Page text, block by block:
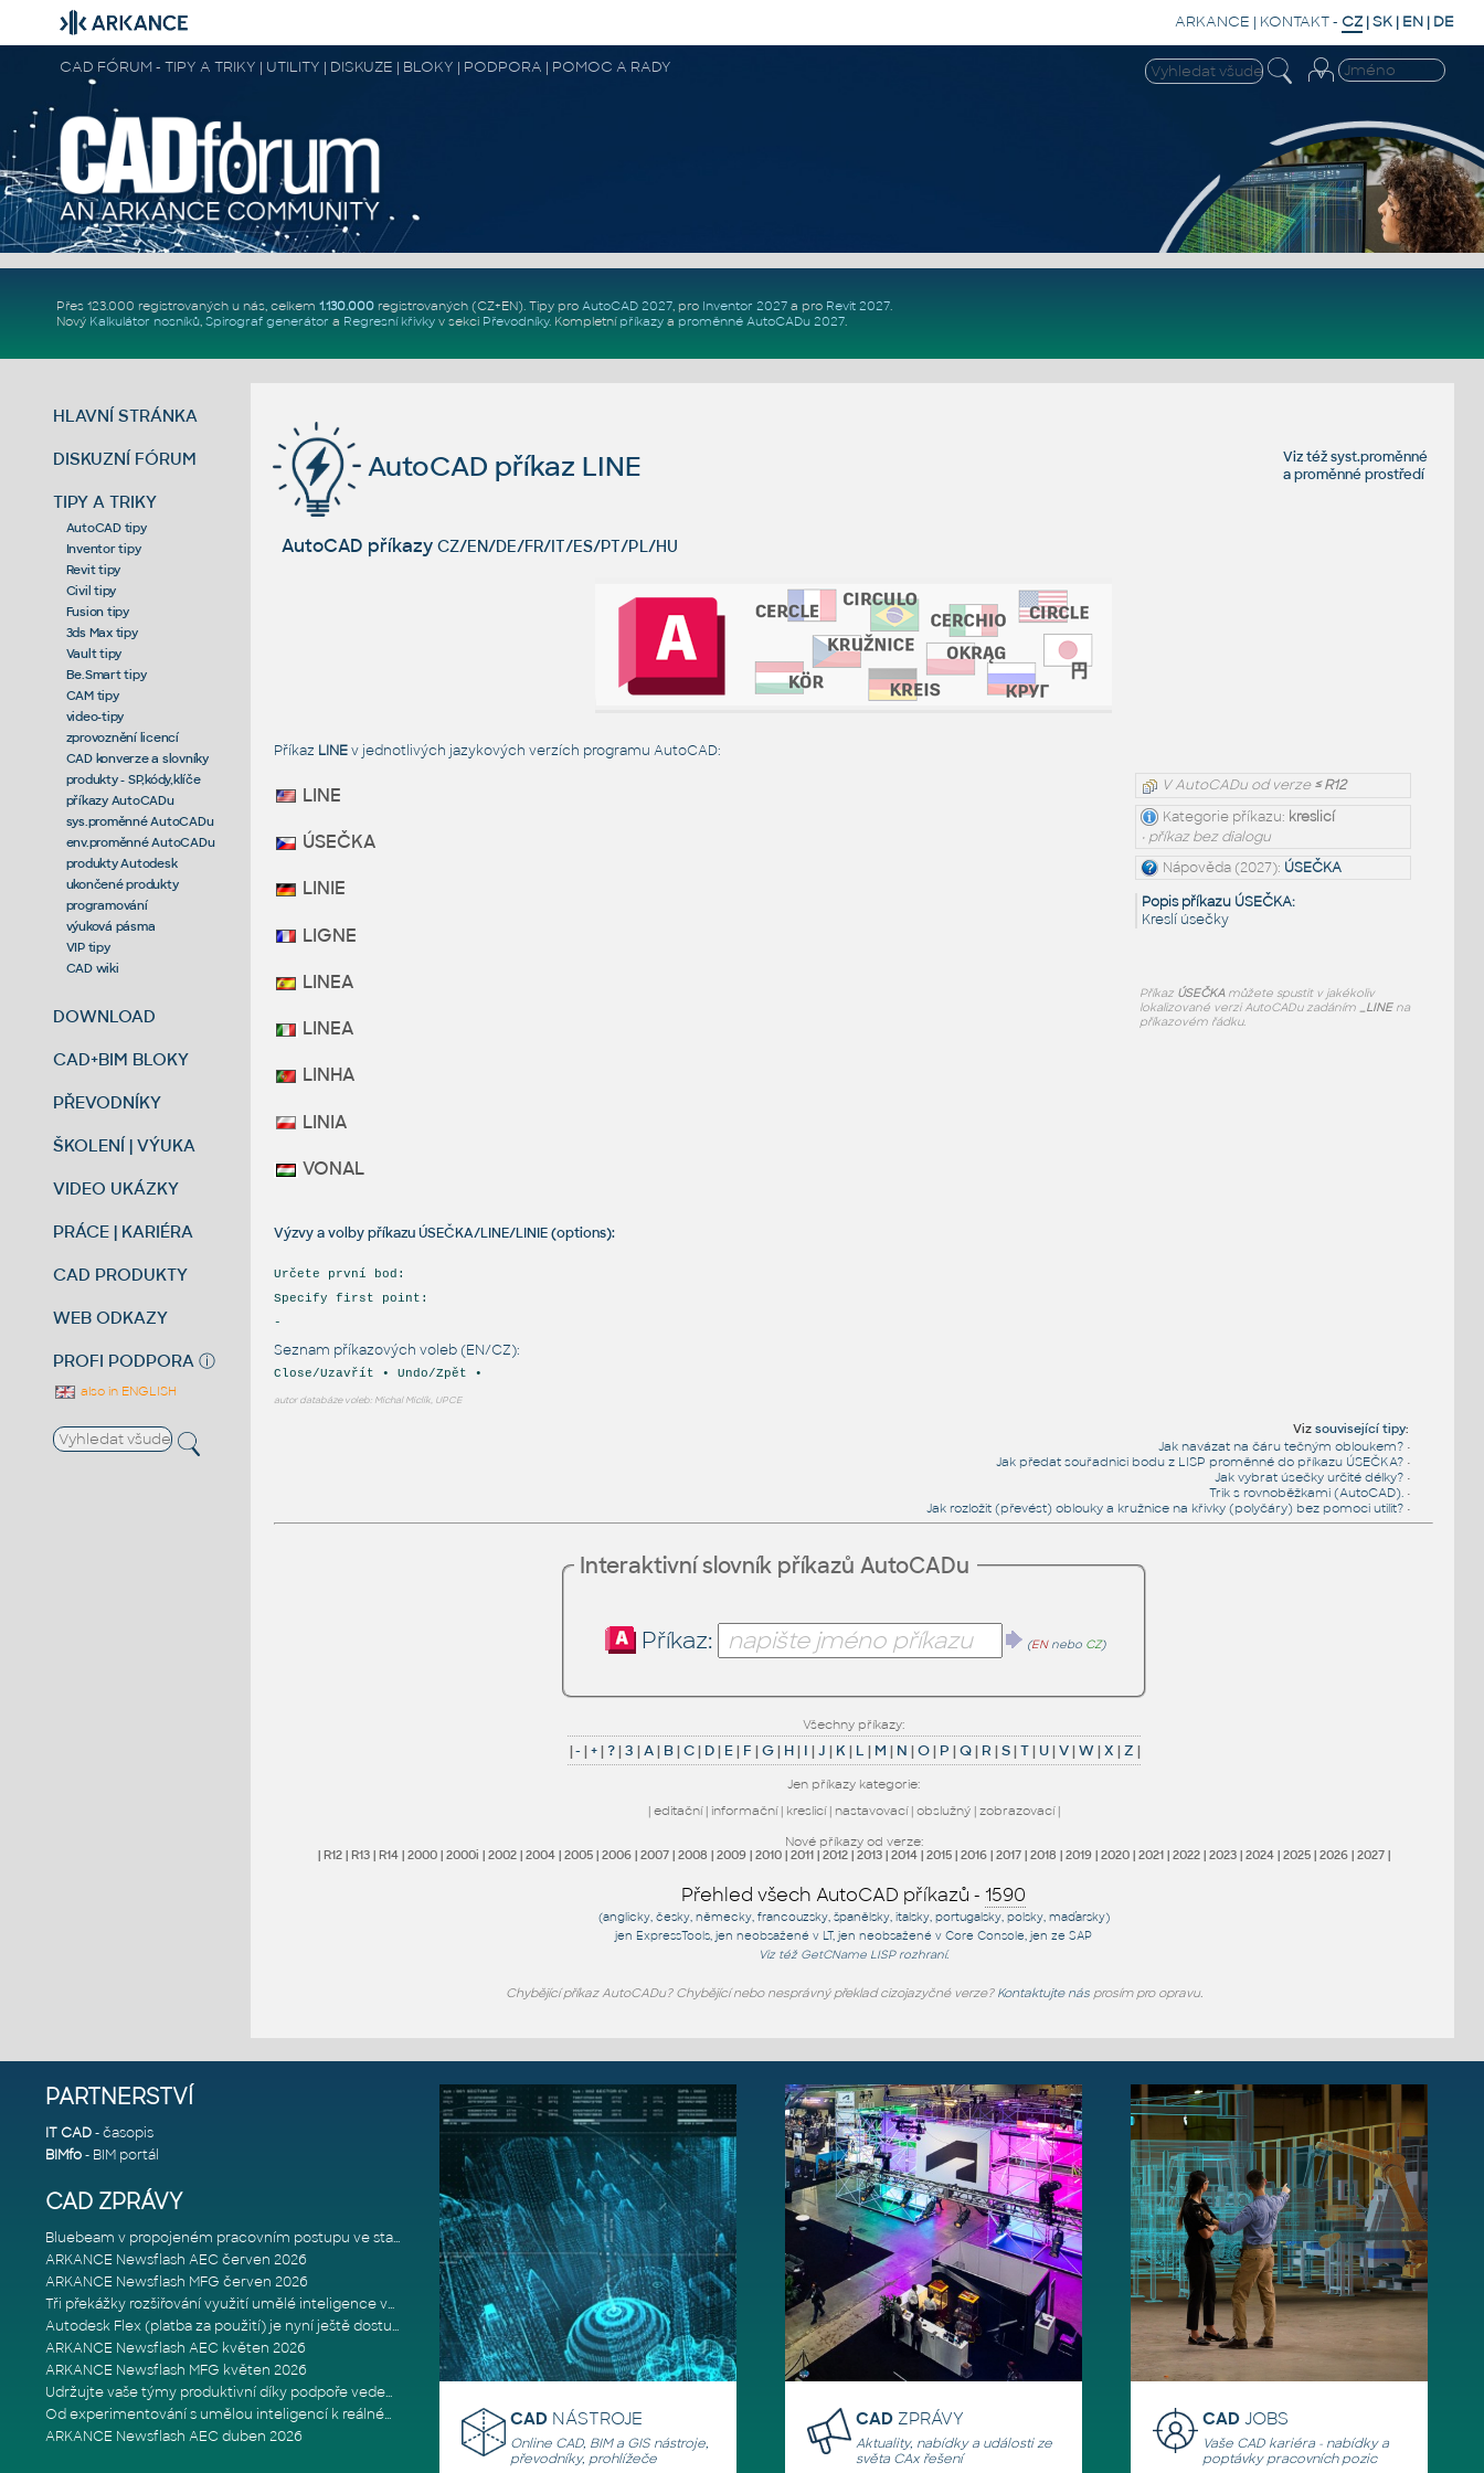
ARKANCE | KONTAKT- CZ |SK | EN | DE
CAD FÓRUM - TIPY A TRIKY | UTILITY | DISKUZE | BLOKY | PODPORA | POMOC A RADY
Přes 123.000 registrovaných u nás, celkem 1.130.000registrovaných (CZ+EN). Tipy pro AutoCAD 2027, pro Inventor 2027a pro Revit 2027.
Nový Kalkulátor nosníků, Spirograf generátor a Regresní křivkyv sekci Převodníky. Kompletní příkazya proměnné AutoCADu 2027.
HLAVNÍ STRÁNKA
DISKUZNÍ FÓRUM
TIPY A TRIKY
AutoCAD tipy
Inventor tipy
Revit tipy
Civil tipy
Fusion tipy
3ds Max tipy
Vault tipy
Be.Smart tipy
CAM tipy
video-tipy
zprovoznění licencí
CAD konverze a slovníky
produkty - SP,kódy,klíče
příkazy AutoCADu
sys.proměnné AutoCADu
env.proměnné AutoCADu
produkty Autodesk
ukončené produkty
programování
výuková pásma
VIP tipy
CAD wiki
DOWNLOAD
CAD+BIM BLOKY
PŘEVODNÍKY
ŠKOLENÍ | VÝUKA
VIDEO UKÁZKY
PRÁCE | KARIÉRA
CAD PRODUKTY
WEB ODKAZY
PROFI PODPORA ⓘ
also in ENGLISH
Viz téžsyst.proměnné
aproměnné prostředí
AutoCAD příkaz LINE
AutoCAD příkazy CZ/EN/DE/FR/IT/ES/PT/PL/HU
Příkaz LINEv jednotlivých jazykových verzích programu AutoCAD:
V AutoCADu od verze≤ R12
Kategorie příkazu: kreslicí
• příkaz bez dialogu
Nápověda (2027): ÚSEČKA
Popis příkazu ÚSEČKA:
Kreslí úsečky
Příkaz ÚSEČKAmůžete spustit v jakékoliv
lokalizované verzi AutoCADu zadáním _LINEna
příkazovém řádku.
LINE
ÚSEČKA
LINIE
LIGNE
LINEA
LINEA
LINHA
LINIA
VONAL
Výzvy a volby příkazu ÚSEČKA/LINE/LINIE (options):
Určete první bod:
Specify first point:
-
Seznam příkazových voleb (EN/CZ):
Close/Uzavřít • Undo/Zpět •
autor databáze voleb: Michal Miclík, UPCE
Vizsouvisející tipy:
Jak navázat na čáru tečným obloukem? •
Jak předat souřadnici bodu z LISP proměnné do příkazu ÚSEČKA? •
Jak vybrat úsečky určité délky? •
Trik s rovnoběžkami (AutoCAD). •
Jak rozložit (převést) oblouky a kružnice na křivky (polyčáry) bez pomoci utilit? •
Interaktivní slovník příkazů AutoCADu
Příkaz: (ENnebo CZ)
Všechny příkazy:
|- |+|?|3 |A| B|C| D| E| F |G| H| I |J | K| L | M | N |O| P |Q| R |S|T| U|V|W|X |Z |
Jen příkazy kategorie:
| editační| informační| kreslicí| nastavovací| obslužný| zobrazovací|
Nové příkazy od verze:
| R12| R13| R14| 2000| 2000i | 2002| 2004| 2005| 2006| 2007| 2008 | 2009| 2010| 2011| 2012| 2013| 2014| 2015| 2016| 2017| 2018 | 2019| 2020| 2021| 2022| 2023| 2024| 2025| 2026| 2027|
Přehled všech AutoCAD příkazů - 1590
(anglicky, česky, německy, francouzsky, španělsky, italsky, portugalsky, polsky, maďarsky)
jen ExpressTools, jenneobsažené v LT, jenneobsažené v Core Console, jenze SAP
Viz též GetCName LISP rozhraní.
Chybějící příkaz AutoCADu? Chybějící nebo nesprávný překlad cizojazyčné verze? Kontaktujte násprosím pro opravu.
PARTNERSTVÍ
IT CAD- časopis
BIMfo- BIM portál
CAD ZPRÁVY
Bluebeam v propojeném pracovním postupu ve stavebnictví: Proč je int
ARKANCE Newsflash AEC červen 2026
ARKANCE Newsflash MFG červen 2026
Tři překážky rozšiřování využití umělé inteligence ve stavebním prům
Autodesk Flex (platba za použití) je nyní ještě dostupnější
ARKANCE Newsflash AEC květen 2026
ARKANCE Newsflash MFG květen 2026
Udržujte vaše týmy produktivní díky podpoře vedené odborníky
Od experimentování s umělou inteligencí k reálnému dopadu na podniká
ARKANCE Newsflash AEC duben 2026
CAD NÁSTROJE
Online CAD, BIM a GIS nástroje,
převodníky, prohlížeče
CAD ZPRÁVY
Aktuality, nabídky a události ze
světa CAx řešení
CADJOBS
Vaše CAD kariéra - nabídky a
poptávky pracovních pozic